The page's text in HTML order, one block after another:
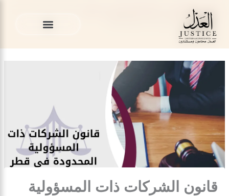
المحتوى
المدونة القانونية
المسؤولية المحدودة في قطر 2026
قانون الشركات ذات المسؤولية